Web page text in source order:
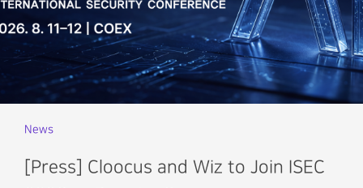
News
[Press] Cloocus and Wiz to Join ISEC